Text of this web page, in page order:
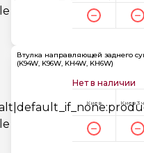
Втулка направляющей заднего
(K94W, K96W, KH4W, KH6W)
Нет в наличии
Киев Киев 3